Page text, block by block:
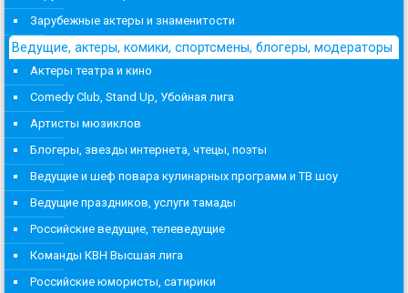
Зарубежные актеры и знаменитости
Ведущие, актеры, комики, спортсмены, блогеры, модераторы
Актеры театра и кино
Comedy Club, Stand Up, Убойная лига
Артисты мюзиклов
Блогеры, звезды интернета, чтецы, поэты
Ведущие и шеф повара кулинарных программ и ТВ шоу
Ведущие праздников, услуги тамады
Российские ведущие, телеведущие
Команды КВН Высшая лига
Российские юмористы, сатирики